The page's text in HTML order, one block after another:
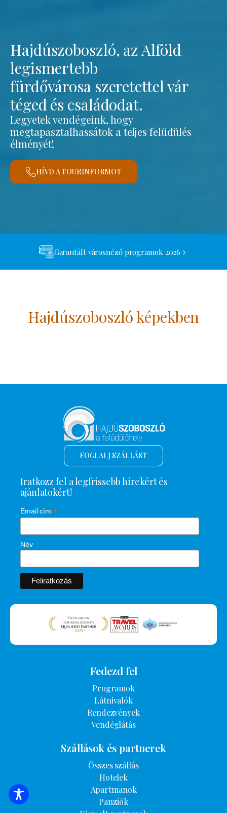
Hajdúszoboszló, az Alföld
legismertebb
fürdővárosa szeretettel vár
téged és családodat.
Legyetek vendégeink, hogy
megtapasztalhassátok a teljes felüdülés
élményét!
HÍVD A TOURINFORMOT
Garantált városnéző programok 2026
Hajdúszoboszló képekben
SZÁLLÁSOK KERESÉSE
FOGLALJ SZÁLLÁST
Iratkozz fel a legfrissebb hírekért és
ajánlatokért!
Email cím *
Név
Fedezd fel
Programok
Látnivalók
Rendezvények
Vendéglátás
Szállások és partnerek
Összes szállás
Hotelek
Apartmanok
Panziók